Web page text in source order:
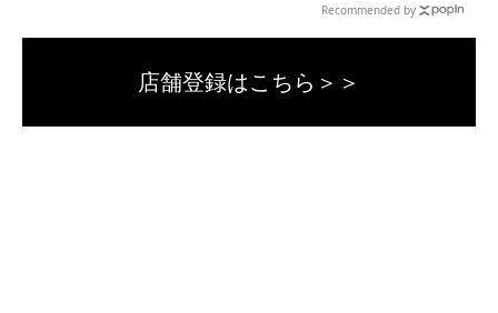
Recommended by
店舗登録はこちら＞＞